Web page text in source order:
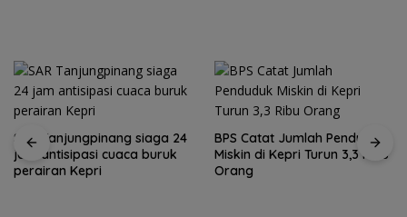
SAR Tanjungpinang siaga 24
jam antisipasi cuaca buruk
perairan Kepri
BPS Catat Jumlah Penduduk
Miskin di Kepri Turun 3,3 Ribu
Orang